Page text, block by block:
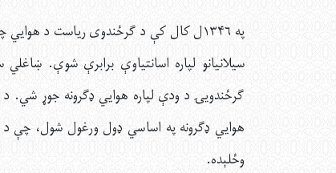
په ۱۳۴۶ل کال کې د ګرځندوی ریاست د
سیلانیانو لپاره اسانتیاوې برابرې شوې.
ګرځندويۍ د ودې لپاره هوايي ډګرونه جوړ شي. د
هوايي ډګرونه په اساسي ډول ورغول شول، چې د
وځلېده.